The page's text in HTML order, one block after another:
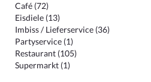
Café (72)
Eisdiele (13)
Imbiss / Lieferservice (36)
Partyservice (1)
Restaurant (105)
Supermarkt (1)